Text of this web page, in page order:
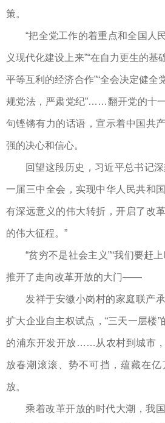
策。
“把全党工作的着重点和全国人
义现代化建设上来”“在自力更生的基
平等互利的经济合作”“全会决定健全
规党法，严肃党纪”……翻开党的十
句铿锵有力的话语，宣示着中国共
强的决心和信心。
回望这段历史，习近平总书记
一届三中全会，实现中华人民共和
有深远意义的伟大转折，开启了改
的伟大征程。”
“贫穷不是社会主义”“我们要赶
推开了走向改革开放的大门——
发祥于安徽小岗村的家庭联产
扩大企业自主权试点，“三天一层楼”
的浦东开发开放……从农村到城市
放春潮滚滚、势不可挡，蕴藏在
放。
乘着改革开放的时代大潮，我